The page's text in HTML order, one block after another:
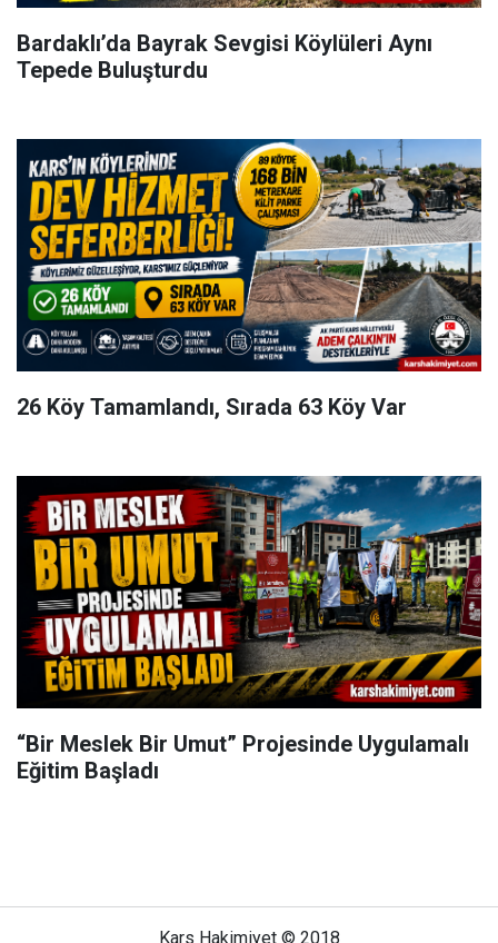
Bardaklı’da Bayrak Sevgisi Köylüleri Aynı
Tepede Buluşturdu
26 Köy Tamamlandı, Sırada 63 Köy Var
“Bir Meslek Bir Umut” Projesinde Uygulamalı
Eğitim Başladı
Kars Hakimiyet © 2018